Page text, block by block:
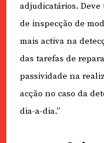
adjudicatários.
de inspecção de
mais activa na
das tarefas de
passividade na
acção no caso da
dia-a-dia.”